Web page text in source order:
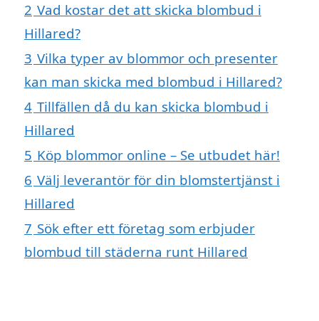
2 Vad kostar det att skicka blombud i
Hillared?
3 Vilka typer av blommor och presenter
kan man skicka med blombud i Hillared?
4 Tillfällen då du kan skicka blombud i
Hillared
5 Köp blommor online – Se utbudet här!
6 Välj leverantör för din blomstertjänst i
Hillared
7 Sök efter ett företag som erbjuder
blombud till städerna runt Hillared